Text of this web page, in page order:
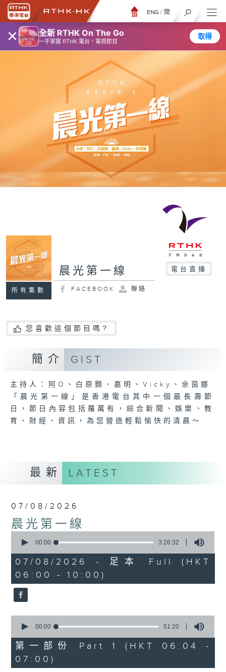
× 全新 RTHK On The Go
一手掌握 RTHK 電台、電視節目
取得
ENG / 簡
所有集數
晨光第一線 電台直播
FACEBOOK 聯絡
您喜歡這個節目嗎?
簡介 GIST
主持人：阿O、白原顥、嘉明、Vicky、余茵娜
「晨光第一線」是香港電台其中一個最長壽節
日，節日內容包括羅萬有，綜合新聞、娛樂、教
育、財經、資訊，為您營造輕鬆愉快的清晨～
最新 LATEST
07/08/2026
晨光第一線
seconds
3
hours,
26
minutes,
32
seconds
00:00 3:26:32
07/08/2026 - 足本 Full (HKT
06:00 - 10:00)
seconds
51
minutes,
20
seconds
00:00 51:20
第一部份 Part 1 (HKT 06:04 -
07:00)